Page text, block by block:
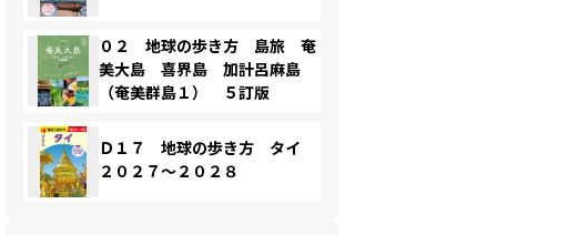
０２ 地球の歩き方 島旅 奄
美大島 喜界島 加計呂麻島
（奄美群島１） ５訂版
Ｄ１７ 地球の歩き方 タイ
２０２７～２０２８